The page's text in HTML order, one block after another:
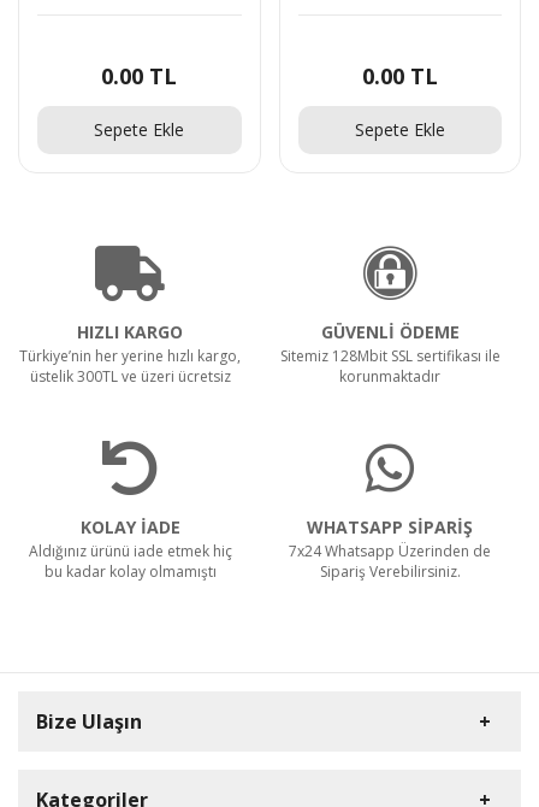
Seti(437040180)48204
0.00 TL
Sepete Ekle
Seti(437040178)61455
0.00TL
Sepete Ekle
HIZLI KARGO
Türkiye’nin her yerine hızlı kargo,
üstelik 300TL ve üzeri ücretsiz
GÜVENLİ ÖDEME
Sitemiz 128Mbit SSL sertifikası ile
korunmaktadır
KOLAY İADE
Aldığınız ürünü iade etmek hiç
bu kadar kolay olmamıştı
WHATSAPP SİPARİŞ
7x24 Whatsapp Üzerinden de
Sipariş Verebilirsiniz.
Bize Ulaşın
Kategoriler